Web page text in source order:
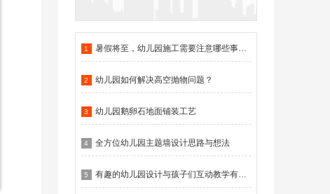
1 暑假将至，幼儿园施工需要注意哪些事项？
2 幼儿园如何解决高空抛物问题？
3 幼儿园鹅卵石地面铺装工艺
4 全方位幼儿园主题墙设计思路与想法
5 有趣的幼儿园设计与孩子们互动教学有什么作用？